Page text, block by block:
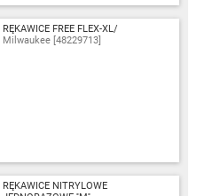
RĘKAWICE FREE FLEX-XL/
Milwaukee [48229713]
RĘKAWICE NITRYLOWE